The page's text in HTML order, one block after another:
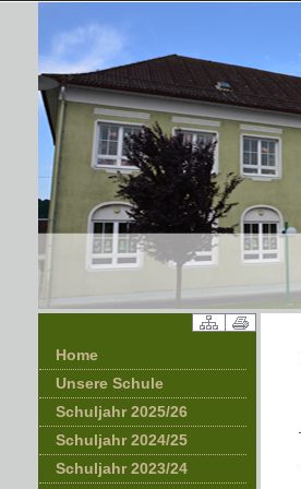
Home
Unsere Schule
Schuljahr 2025/26
Schuljahr 2024/25
Schuljahr 2023/24